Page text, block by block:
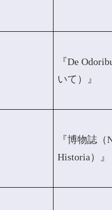
『De
いて）』
『博物誌（
Historia）』